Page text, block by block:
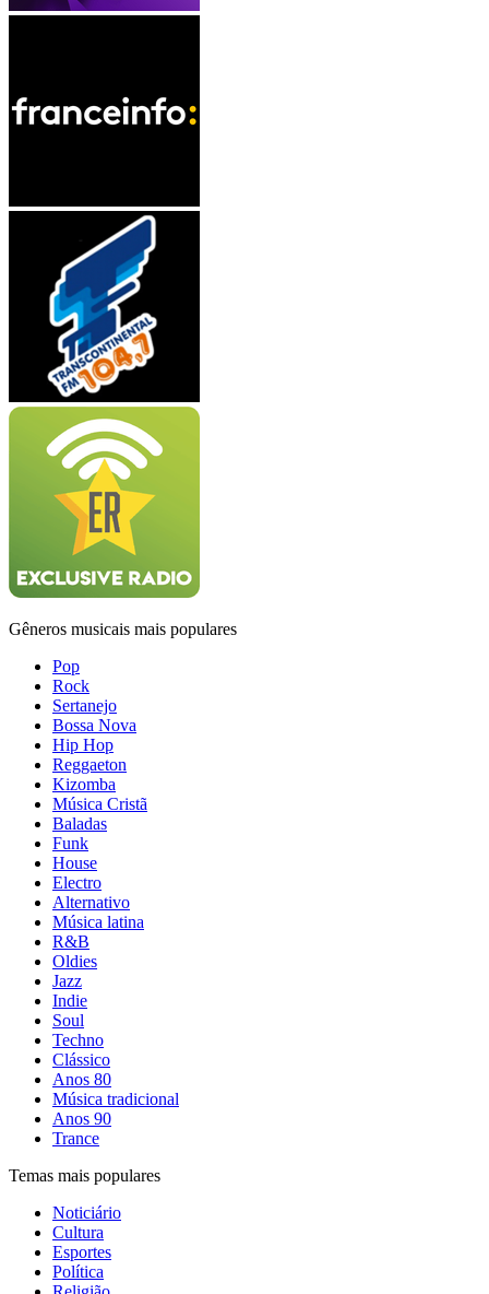
Gêneros musicais mais populares
Pop
Rock
Sertanejo
Bossa Nova
Hip Hop
Reggaeton
Kizomba
Música Cristã
Baladas
Funk
House
Electro
Alternativo
Música latina
R&B
Oldies
Jazz
Indie
Soul
Techno
Clássico
Anos 80
Música tradicional
Anos 90
Trance
Temas mais populares
Noticiário
Cultura
Esportes
Política